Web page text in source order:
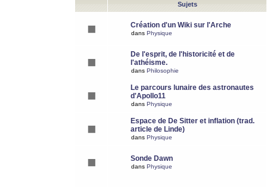
Sujets
Création d'un Wiki sur l'Arche
dans Physique
De l'esprit, de l'historicité et de
l'athéisme.
dans Philosophie
Le parcours lunaire des astronautes
d'Apollo11
dans Physique
Espace de De Sitter et inflation (trad.
article de Linde)
dans Physique
Sonde Dawn
dans Physique